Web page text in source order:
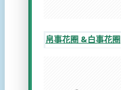
帛事花圈 &白事花圈